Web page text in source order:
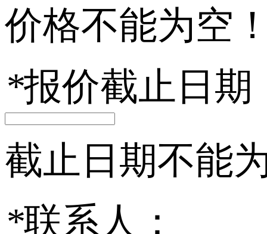
价格不能为空
*报价截止日期
截止日期不能
*联系人：